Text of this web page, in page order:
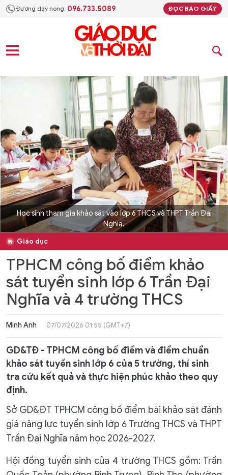
Đường dây nóng: 096.733.5089 ĐỌC BÁO GIẤY
Học sinh tham gia khảo sát vào lớp 6 THCS và THPT Trần Đại
Nghĩa.
Giáo dục
TPHCM công bố điểm khảo
sát tuyển sinh lớp 6 Trần Đại
Nghĩa và 4 trường THCS
Minh Anh 07/07/2026 01:55 (GMT+7)
GD&TĐ - TPHCM công bố điểm và điểm chuẩn
khảo sát tuyển sinh lớp 6 của 5 trường, thí sinh
tra cứu kết quả và thực hiện phúc khảo theo quy
định.
Sở GD&ĐT TPHCM công bố điểm bài khảo sát đánh
giá năng lực tuyển sinh lớp 6 Trường THCS và THPT
Trần Đại Nghĩa năm học 2026-2027.
Hội đồng tuyển sinh của 4 trường THCS gồm: Trần